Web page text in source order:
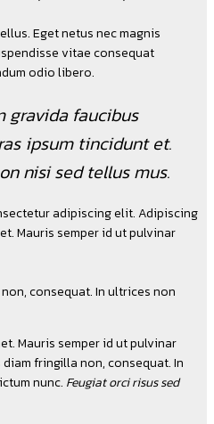
Eget netus nec magnis
vitae consequat
odio libero.
gravida faucibus
ipsum tincidunt et.
nisi sed tellus mus.
adipiscing elit. Adipiscing
Mauris semper id ut pulvinar
consequat. In ultrices non
Mauris semper id ut pulvinar
fringilla non, consequat. In
nunc. Feugiat orci risus sed